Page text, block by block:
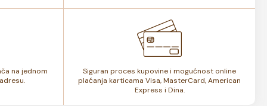
na jednom
Siguran proces kupovine i mogućnost online
plaćanja karticama Visa, MasterCard, American
Express i Dina.